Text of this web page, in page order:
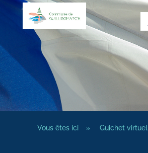
Vous êtes ici » Guichet virtuel